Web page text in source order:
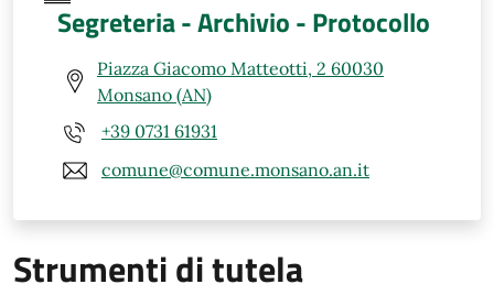
Segreteria - Archivio - Protocollo
Piazza Giacomo Matteotti, 2 60030
Monsano (AN)
+39 0731 61931
comune@comune.monsano.an.it
Strumenti di tutela